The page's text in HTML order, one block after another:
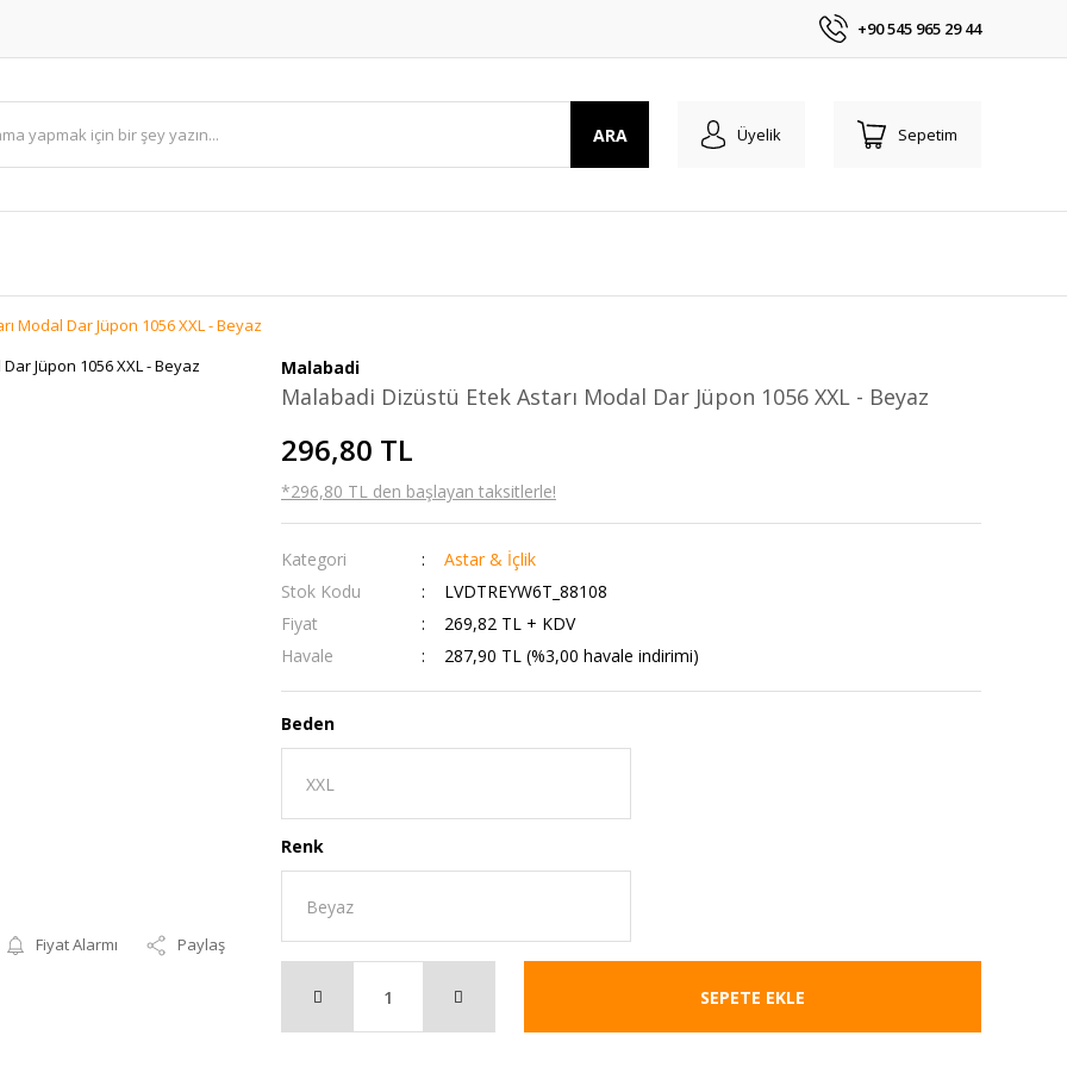
+90 545 965 29 44
ARA Üyelik Sepetim
Modal Dar Jüpon 1056 XXL - Beyaz
Fiyat Alarmı Paylaş
Malabadi
Malabadi Dizüstü Etek Astarı Modal Dar Jüpon 1056 XXL - Beyaz
296,80 TL
*296,80 TL den başlayan taksitlerle!
Kategori
Astar & İçlik
Stok Kodu
LVDTREYW6T_88108
Fiyat
269,82 TL + KDV
Havale
287,90 TL (%3,00 havale indirimi)
Beden
Renk
SEPETE EKLE